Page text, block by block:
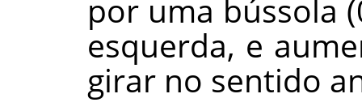
por uma bússola
esquerda, e
girar no sentido